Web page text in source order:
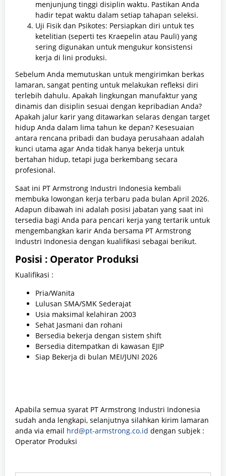
menjunjung tinggi disiplin waktu. Pastikan Anda
hadir tepat waktu dalam setiap tahapan seleksi.
Uji Fisik dan Psikotes: Persiapkan diri untuk tes
ketelitian (seperti tes Kraepelin atau Pauli) yang
sering digunakan untuk mengukur konsistensi
kerja di lini produksi.
Sebelum Anda memutuskan untuk mengirimkan berkas
lamaran, sangat penting untuk melakukan refleksi diri
terlebih dahulu. Apakah lingkungan manufaktur yang
dinamis dan disiplin sesuai dengan kepribadian Anda?
Apakah jalur karir yang ditawarkan selaras dengan target
hidup Anda dalam lima tahun ke depan? Kesesuaian
antara rencana pribadi dan budaya perusahaan adalah
kunci utama agar Anda tidak hanya bekerja untuk
bertahan hidup, tetapi juga berkembang secara
profesional.
Saat ini PT Armstrong Industri Indonesia kembali
membuka lowongan kerja terbaru pada bulan April 2026.
Adapun dibawah ini adalah posisi jabatan yang saat ini
tersedia bagi Anda para pencari kerja yang tertarik untuk
mengembangkan karir Anda bersama PT Armstrong
Industri Indonesia dengan kualifikasi sebagai berikut.
Posisi : Operator Produksi
Kualifikasi :
Pria/Wanita
Lulusan SMA/SMK Sederajat
Usia maksimal kelahiran 2003
Sehat Jasmani dan rohani
Bersedia bekerja dengan sistem shift
Bersedia ditempatkan di kawasan EJIP
Siap Bekerja di bulan MEI/JUNI 2026
Apabila semua syarat PT Armstrong Industri Indonesia
sudah anda lengkapi, selanjutnya silahkan kirim lamaran
anda via email hrd@pt-armstrong.co.id dengan subjek :
Operator Produksi